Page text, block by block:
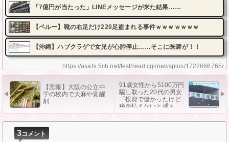
https://asahi.5ch.net/test/read.cgi/newsplus/1722666765/
「7億円が当たった」LINEメッセージが来た結果……
【ペルー】靴の右足だけ220足盗まれる事件ｗｗｗｗｗｗｗ
【沖縄】ハブクラゲで女児が心肺停止……そこに医師が！！
【悲報】大阪の公立中
学の校内で大麻や覚醒
剤
91歳女性から5100万円
騙し取った20代の男女
「投資で儲かったけど
税金払えないと捕ま
る」
3コメント